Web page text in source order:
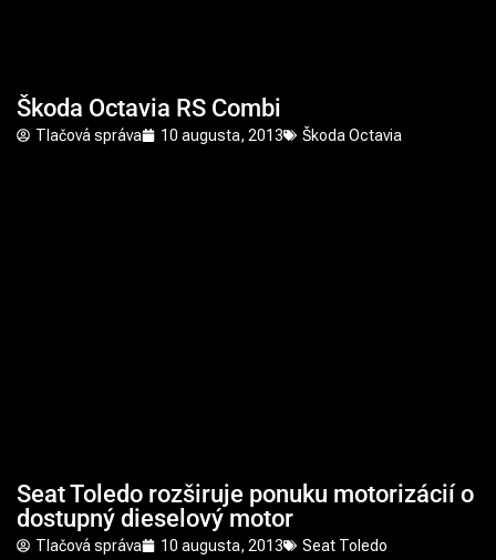
Škoda Octavia RS Combi
Tlačová správa 10 augusta, 2013 Škoda Octavia
Seat Toledo rozširuje ponuku motorizácií o
dostupný dieselový motor
Tlačová správa 10 augusta, 2013 Seat Toledo